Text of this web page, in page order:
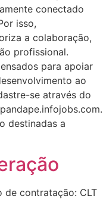
conectado
isso,
a colaboração,
profissional.
para apoiar
ao
se através do
destinadas a
de contratação: CLT